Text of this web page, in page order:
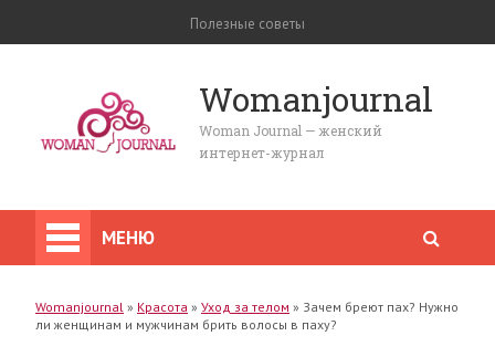
Полезные советы
Womanjournal
Woman Journal — женский
интернет-журнал
МЕНЮ
Womanjournal » Красота » Уход за телом » Зачем бреют пах? Нужно
ли женщинам и мужчинам брить волосы в паху?